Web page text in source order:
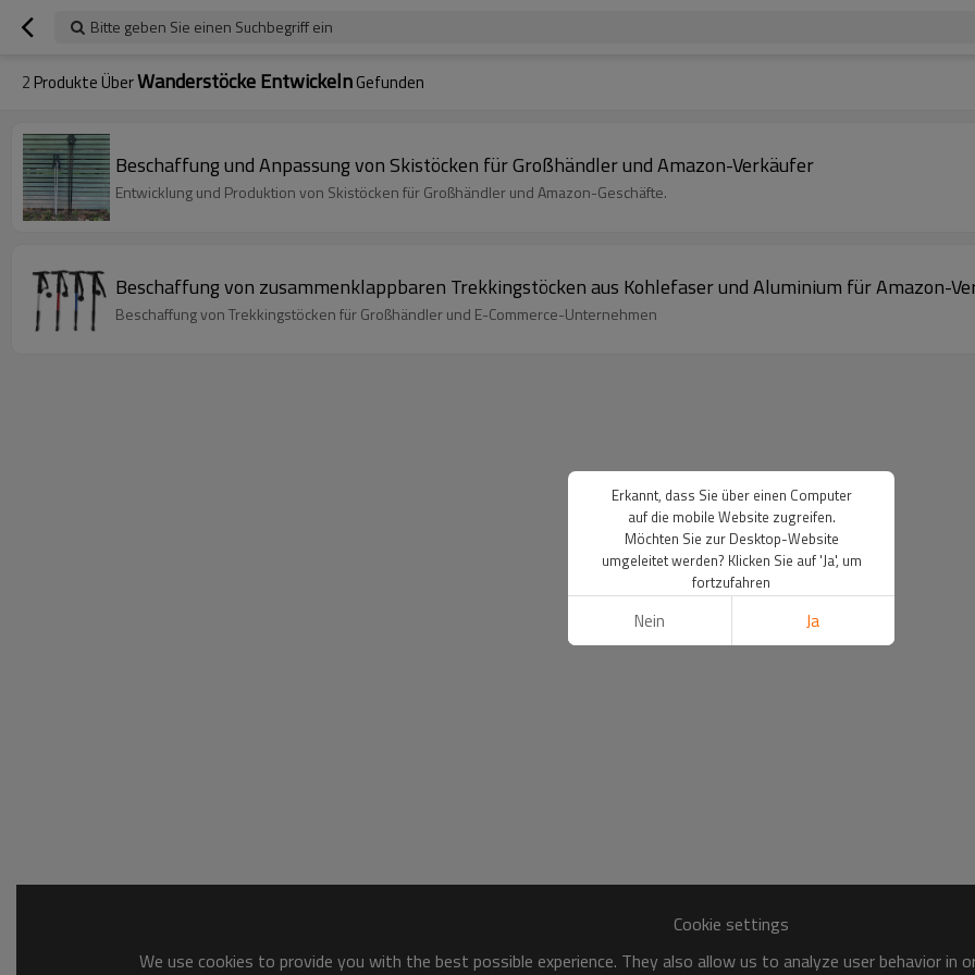
Bitte geben Sie einen Suchbegriff ein
2 Produkte ÜberWanderstöcke EntwickelnGefunden
Beschaffung und Anpassung von Skistöcken für Großhändler und Amazon-Verkäufer
Entwicklung und Produktion von Skistöcken für Großhändler und Amazon-Geschäfte.
Beschaffung von zusammenklappbaren Trekkingstöcken aus Kohlefaser und Aluminium für Amazon-
Beschaffung von Trekkingstöcken für Großhändler und E-Commerce-Unternehmen
Cookie settings
We use cookies to provide you with the best possible experience. They also allow us to analyze user behavior
Erkannt, dass Sie über einen Computer
auf die mobile Website zugreifen.
Möchten Sie zur Desktop-Website
umgeleitet werden? Klicken Sie auf 'Ja', um
fortzufahren
Nein Ja